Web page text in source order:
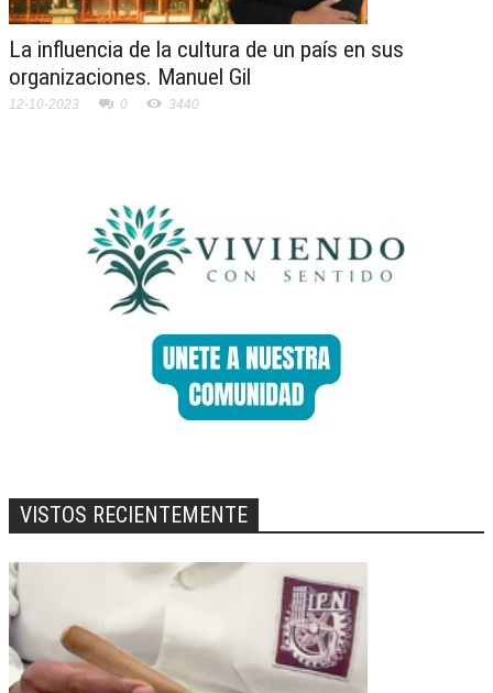
La influencia de la cultura de un país en sus
organizaciones. Manuel Gil
12-10-2023 0 3440
VISTOS RECIENTEMENTE